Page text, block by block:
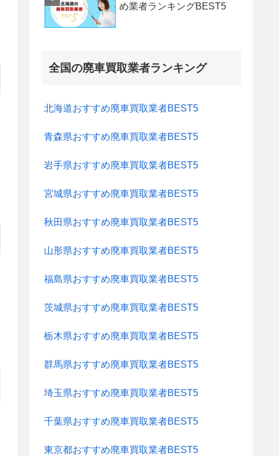
め業者ランキングBEST5
全国の廃車買取業者ランキング
北海道おすすめ廃車買取業者BEST5
青森県おすすめ廃車買取業者BEST5
岩手県おすすめ廃車買取業者BEST5
宮城県おすすめ廃車買取業者BEST5
秋田県おすすめ廃車買取業者BEST5
山形県おすすめ廃車買取業者BEST5
福島県おすすめ廃車買取業者BEST5
茨城県おすすめ廃車買取業者BEST5
栃木県おすすめ廃車買取業者BEST5
群馬県おすすめ廃車買取業者BEST5
埼玉県おすすめ廃車買取業者BEST5
千葉県おすすめ廃車買取業者BEST5
東京都おすすめ廃車買取業者BEST5